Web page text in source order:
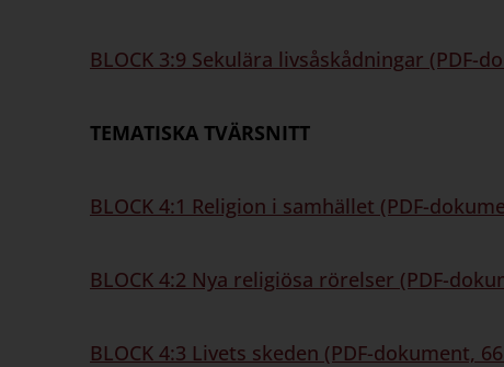
BLOCK 3:9 Sekulära livsåskådningar (PDF-
TEMATISKA TVÄRSNITT
BLOCK 4:1 Religion i samhället (PDF-
BLOCK 4:2 Nya religiösa rörelser (PDF-
BLOCK 4:3 Livets skeden (PDF-dokument,